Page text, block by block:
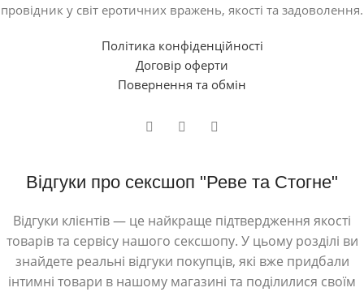
провідник у світ еротичних вражень, якості та задоволення.
Політика конфіденційності
Договір оферти
Повернення та обмін
Відгуки про сексшоп "Реве та Стогне"
Відгуки клієнтів — це найкраще підтвердження якості
товарів та сервісу нашого сексшопу. У цьому розділі ви
знайдете реальні відгуки покупців, які вже придбали
інтимні товари в нашому магазині та поділилися своїм